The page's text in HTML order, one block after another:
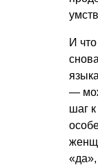
И
—
шаг
«да»,